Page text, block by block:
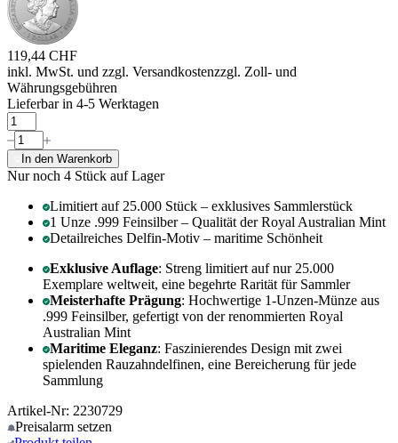
119,44 CHF
inkl. MwSt. und zzgl. Versandkostenzzgl. Zoll- und
Währungsgebühren
Lieferbar in 4-5 Werktagen
In den Warenkorb
Nur noch 4 Stück auf Lager
Limitiert auf 25.000 Stück – exklusives Sammlerstück
1 Unze .999 Feinsilber – Qualität der Royal Australian Mint
Detailreiches Delfin-Motiv – maritime Schönheit
Exklusive Auflage: Streng limitiert auf nur 25.000
Exemplare weltweit, eine begehrte Rarität für Sammler
Meisterhafte Prägung: Hochwertige 1-Unzen-Münze aus
.999 Feinsilber, gefertigt von der renommierten Royal
Australian Mint
Maritime Eleganz: Faszinierendes Design mit zwei
spielenden Rauzahndelfinen, eine Bereicherung für jede
Sammlung
Artikel-Nr: 2230729
Preisalarm setzen